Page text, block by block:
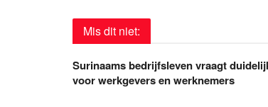
Mis dit niet:
Surinaams bedrijfsleven vraagt
voor werkgevers en werknemers